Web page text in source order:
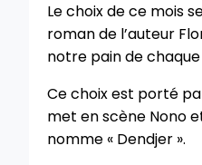
Le choix de ce mois
roman de l’auteur
notre pain de chaque
Ce choix est porté
met en scène Nono
nomme « Dendjer ».